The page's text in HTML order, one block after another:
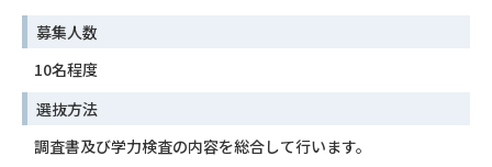
募集人数
10名程度
選抜方法
調査書及び学力検査の内容を総合して行います。